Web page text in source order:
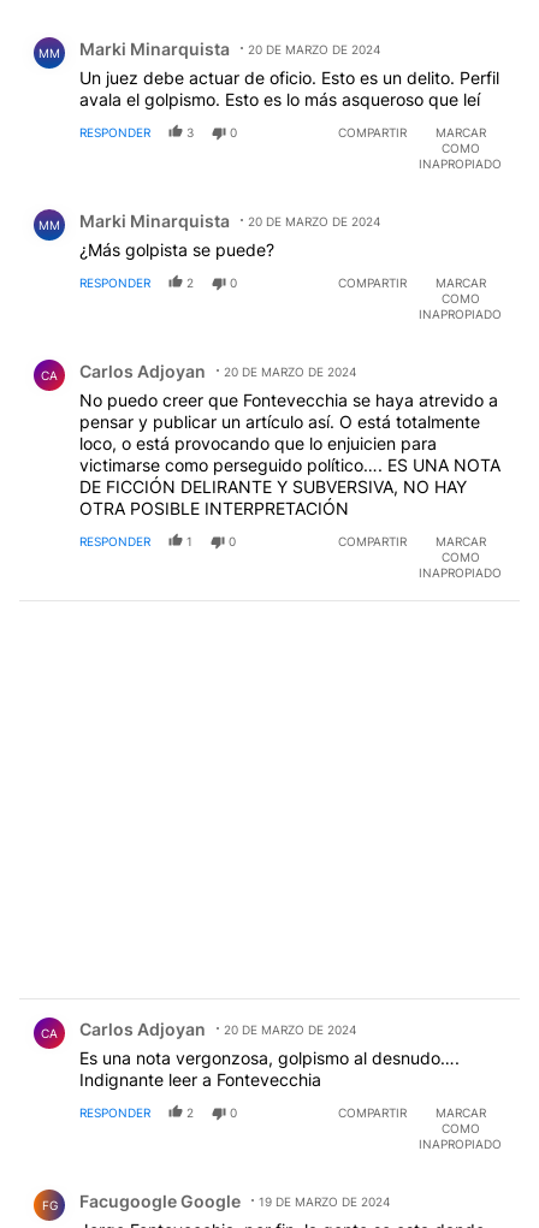
MM Marki Minarquista 20 DE MARZO DE 2024
Un juez debe actuar de oficio. Esto es un delito. Perfil
avala el golpismo. Esto es lo más asqueroso que leí
RESPONDER 3 0 COMPARTIR
MARCAR
COMO
INAPROPIADO
MM Marki Minarquista 20 DE MARZO DE 2024
¿Más golpista se puede?
RESPONDER 2 0 COMPARTIR
MARCAR
COMO
INAPROPIADO
CA Carlos Adjoyan 20 DE MARZO DE 2024
No puedo creer que Fontevecchia se haya atrevido a
pensar y publicar un artículo así. O está totalmente
loco, o está provocando que lo enjuicien para
victimarse como perseguido político…. ES UNA NOTA
DE FICCIÓN DELIRANTE Y SUBVERSIVA, NO HAY
OTRA POSIBLE INTERPRETACIÓN
RESPONDER 1 0 COMPARTIR
MARCAR
COMO
INAPROPIADO
CA Carlos Adjoyan 20 DE MARZO DE 2024
Es una nota vergonzosa, golpismo al desnudo….
Indignante leer a Fontevecchia
RESPONDER 2 0 COMPARTIR
MARCAR
COMO
INAPROPIADO
FG Facugoogle Google 19 DE MARZO DE 2024